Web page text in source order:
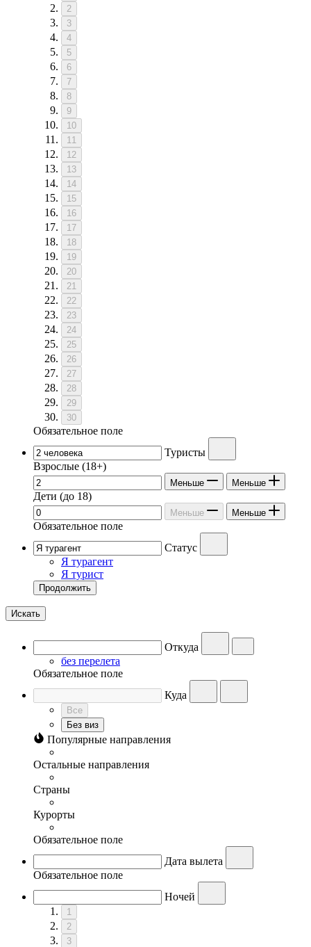
2
3
4
5
6
7
8
9
10
11
12
13
14
15
16
17
18
19
20
21
22
23
24
25
26
27
28
29
30
Обязательное поле
Туристы
Взрослые (18+)
Меньше Меньше
Дети (до 18)
Меньше Меньше
Обязательное поле
Статус
Я турагент
Я турист
Продолжить
Искать
Откуда
без перелета
Обязательное поле
Куда
Все
Без виз
Популярные направления
Остальные направления
Страны
Курорты
Обязательное поле
Дата вылета
Обязательное поле
Ночей
1
2
3